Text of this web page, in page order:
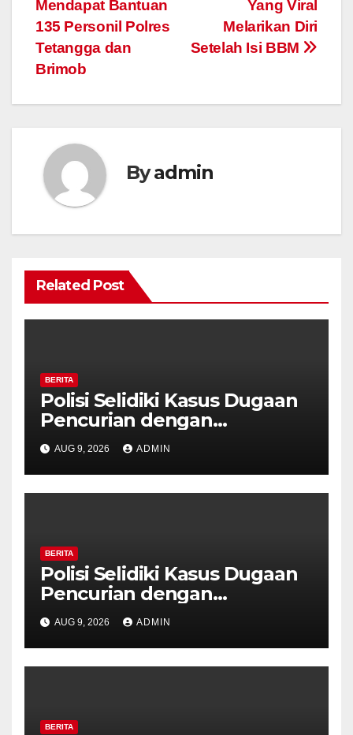
Yang Viral
Melarikan Diri
Setelah Isi BBM
Mendapat Bantuan
135 Personil Polres
Tetangga dan
Brimob
Byadmin
Related Post
BERITA
Polisi Selidiki Kasus Dugaan
Pencurian dengan
Kekerasan di Counter HP
Royal Phone Ambarawa.
AUG 9, 2026 ADMIN
BERITA
Polisi Selidiki Kasus Dugaan
Pencurian dengan
Kekerasan di Counter HP
Royal Phone Ambarawa.
AUG 9, 2026 ADMIN
BERITA